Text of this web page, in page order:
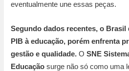
eventualmente une essas peças.
Segundo dados recentes, o Brasil
PIB à educação, porém enfrenta
gestão e qualidade. OSNE
Educação surge não só como uma